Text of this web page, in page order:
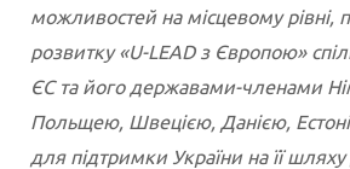
можливостей на місцевому рівні,
розвитку «U-LEAD з Європою»
ЄС та його державами-членами
Польщею, Швецією, Данією,
для підтримки України на її